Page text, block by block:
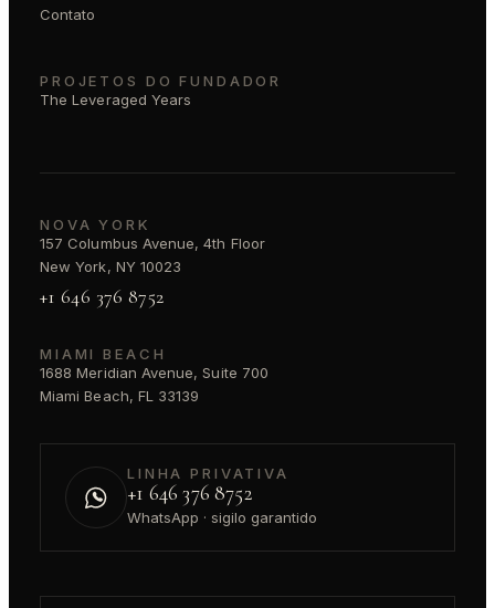
Contato
PROJETOS DO FUNDADOR
The Leveraged Years
NOVA YORK
157 Columbus Avenue, 4th Floor
New York, NY 10023
+1 646 376 8752
MIAMI BEACH
1688 Meridian Avenue, Suite 700
Miami Beach, FL 33139
LINHA PRIVATIVA
+1 646 376 8752
WhatsApp · sigilo garantido